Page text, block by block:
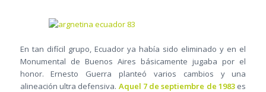
En tan difícil grupo, Ecuador ya había sido eliminado y en el
Monumental de Buenos Aires básicamente jugaba por el
honor. Ernesto Guerra planteó varios cambios y una
alineación ultra defensiva. Aquel 7 de septiembre de 1983 es